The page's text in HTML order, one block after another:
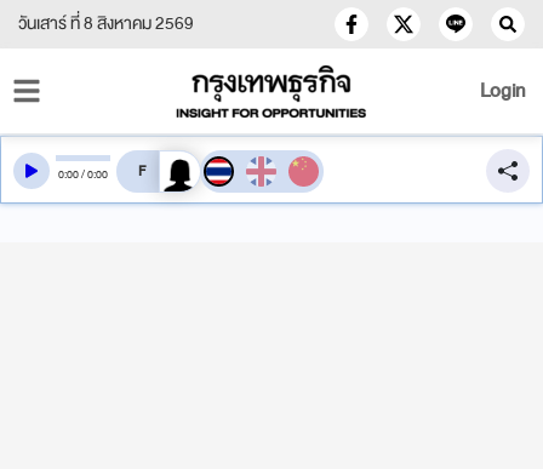
วันเสาร์ ที่ 8 สิงหาคม 2569
Login
0:00/0:00 สลับเสียงอ่าน